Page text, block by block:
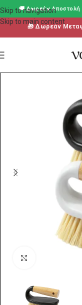
Skip to navigation
Skip to main content
🚚 Δωρεάν Aποστολή
🎁 Δωρεάν